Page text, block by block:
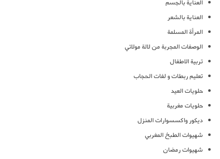
العناية بالجسم
العناية بالشعر
المرأة المسلمة
الوصفات المجربة من لالة مولاتي
تربية الاطفال
تعليم ربطات و لفات الحجاب
حلويات العيد
حلويات مغربية
ديكور واكسسوارات المنزل
شهيوات الطبخ المغربي
شهيوات رمضان